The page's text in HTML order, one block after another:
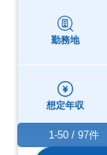
勤務地
想定年収
1-50 / 97件